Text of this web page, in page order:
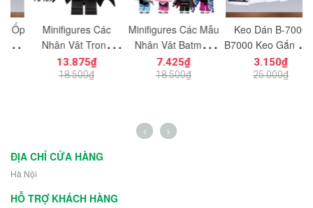
Minifigures Các
Nhân Vật Trong
Phim Batman
PG100-1007
13.875₫
18.500₫
Minifigures Các Mẫu
Nhân Vật Batman
PG124-131
7.425₫
18.500₫
Keo Dán B-7000
B7000 Keo Gắn Màn
Hình Điện Thoại Keo
gắn Charm Đính Đá
3.150₫
25.000₫
ĐỊA CHỈ CỬA HÀNG
Hà Nội
HỖ TRỢ KHÁCH HÀNG